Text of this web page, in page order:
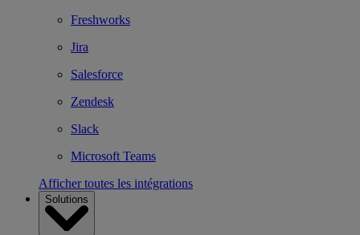
Freshworks
Jira
Salesforce
Zendesk
Slack
Microsoft Teams
Afficher toutes les intégrations
Solutions